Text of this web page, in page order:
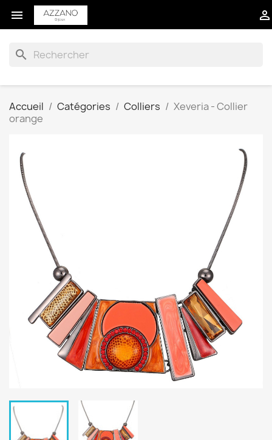
 
search
Accueil Catégories Colliers
Xeveria - Collier
orange